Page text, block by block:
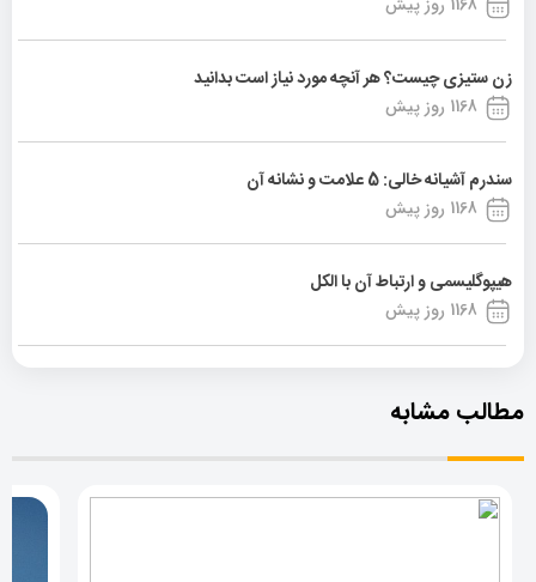
زن ستیزی چیست؟ هر آنچه مورد نیاز است بدانید
1168 روز پیش
سندرم آشیانه خالی: 5 علامت و نشانه آن
1168 روز پیش
هیپوگلیسمی و ارتباط آن با الکل
1168 روز پیش
مطالب مشابه